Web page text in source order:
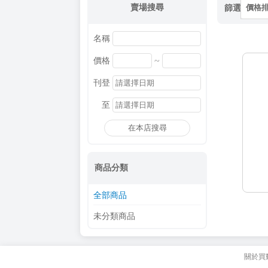
賣場搜尋
名稱
價格 ~
刊登
至
在本店搜尋
商品分類
全部商品
未分類商品
篩選 價格
關於買